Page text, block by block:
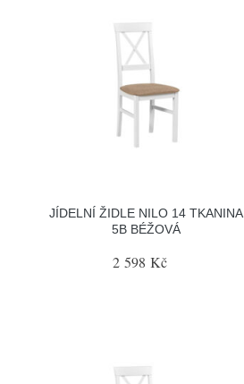
JÍDELNÍ ŽIDLE NILO 14 TKANINA
5B BÉŽOVÁ
2 598 Kč